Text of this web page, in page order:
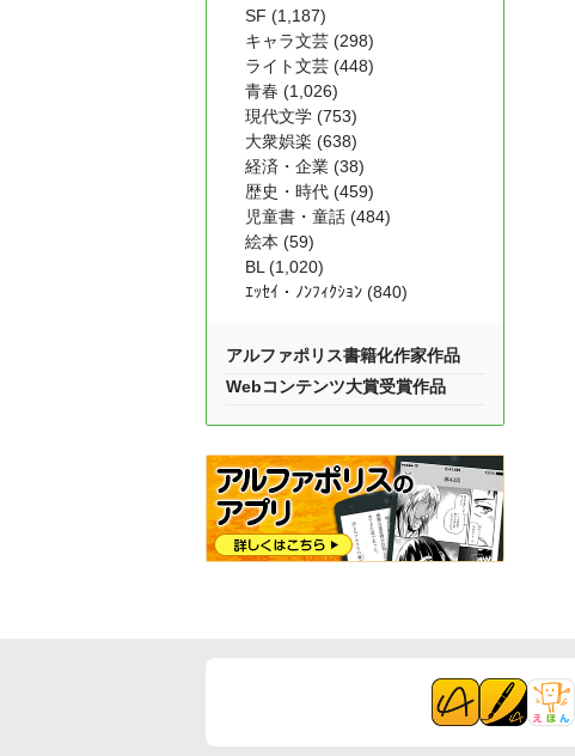
SF (1,187)
キャラ文芸 (298)
ライト文芸 (448)
青春 (1,026)
現代文学 (753)
大衆娯楽 (638)
経済・企業 (38)
歴史・時代 (459)
児童書・童話 (484)
絵本 (59)
BL (1,020)
ｴｯｾｲ・ﾉﾝﾌｨｸｼｮﾝ (840)
アルファポリス書籍化作家作品
Webコンテンツ大賞受賞作品